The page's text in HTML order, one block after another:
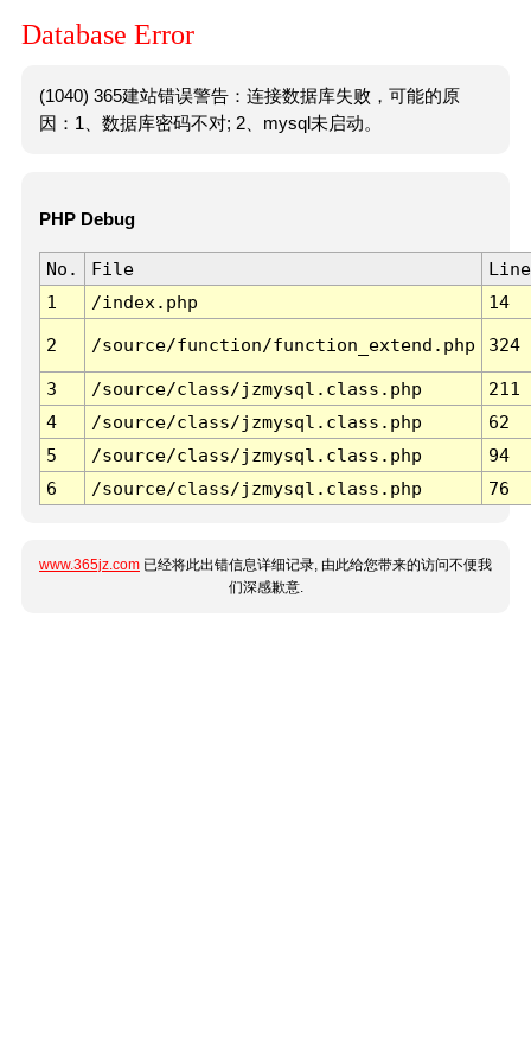
Database Error
(1040) 365建站错误警告：连接数据库失败，可能的原
因：1、数据库密码不对; 2、mysql未启动。
PHP Debug
No. File
Line
1
/index.php 14
2 /source/function/function_extend.php 324
3 /source/class/jzmysql.class.php
211
4
/source/class/jzmysql.class.php
62
5
/source/class/jzmysql.class.php
94
6
/source/class/jzmysql.class.php 76
www.365jz.com 已经将此出错信息详细记录, 由此给您带来的访问不便我
们深感歉意.